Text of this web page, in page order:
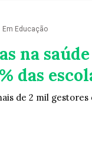
Em Educação
na
das
de 2 mil gestores